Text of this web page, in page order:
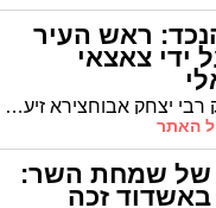
ראש העיר
ידי צאצאי
הילולת הרה"ק רבי יצחק אבוחצירא זיע"א במוסדות "תהילה לדוד". הרבנים בהילולא בירכו את ראש העיר ד"ר לסרי הנמנה על צאצאיו של בעל ההילולא שימשיך במנהיגותו בעירנו בשפע ברכה והצלחה
של שמחת השר:
זכה